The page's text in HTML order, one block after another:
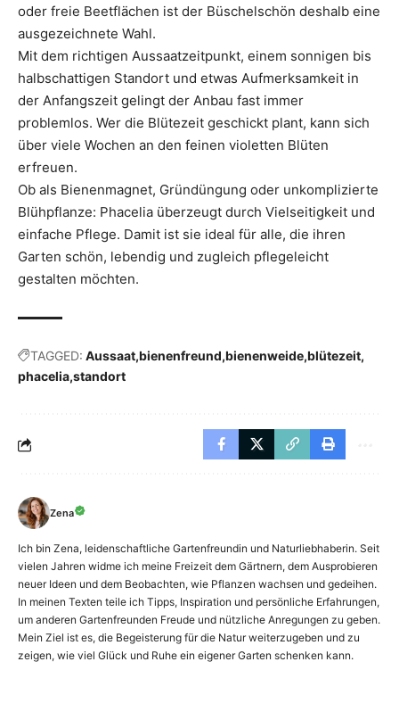
oder freie Beetflächen ist der Büschelschön deshalb eine
ausgezeichnete Wahl.
Mit dem richtigen Aussaatzeitpunkt, einem sonnigen bis
halbschattigen Standort und etwas Aufmerksamkeit in
der Anfangszeit gelingt der Anbau fast immer
problemlos. Wer die Blütezeit geschickt plant, kann sich
über viele Wochen an den feinen violetten Blüten
erfreuen.
Ob als Bienenmagnet, Gründüngung oder unkomplizierte
Blühpflanze: Phacelia überzeugt durch Vielseitigkeit und
einfache Pflege. Damit ist sie ideal für alle, die ihren
Garten schön, lebendig und zugleich pflegeleicht
gestalten möchten.
TAGGED: Aussaat bienenfreund bienenweide blütezeit
phacelia standort
Zena
Ich bin Zena, leidenschaftliche Gartenfreundin und Naturliebhaberin. Seit
vielen Jahren widme ich meine Freizeit dem Gärtnern, dem Ausprobieren
neuer Ideen und dem Beobachten, wie Pflanzen wachsen und gedeihen.
In meinen Texten teile ich Tipps, Inspiration und persönliche Erfahrungen,
um anderen Gartenfreunden Freude und nützliche Anregungen zu geben.
Mein Ziel ist es, die Begeisterung für die Natur weiterzugeben und zu
zeigen, wie viel Glück und Ruhe ein eigener Garten schenken kann.